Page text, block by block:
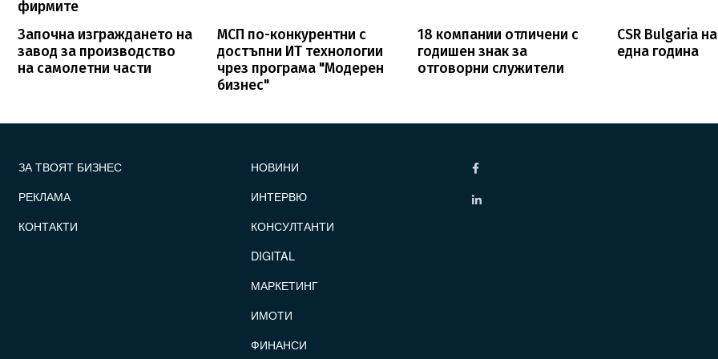
фирмите
Започна изграждането на
завод за производство
на самолетни части
МСП по-конкурентни с
достъпни ИТ технологии
чрез програма "Модерен
бизнес"
18 компании отличени с
годишен знак за
отговорни служители
CSR Bulgaria
една година
ЗА ТВОЯТ БИЗНЕС
РЕКЛАМА
КОНТАКТИ
НОВИНИ
ИНТЕРВЮ
КОНСУЛТАНТИ
DIGITAL
МАРКЕТИНГ
ИМОТИ
ФИНАНСИ